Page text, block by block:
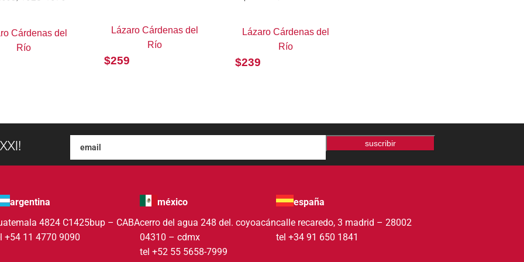
Cárdenas del
Río
Lázaro Cárdenas del
Río
$259
Lázaro Cárdenas del
Río
$239
suscribir
argentina
4824 C1425bup – CABA
+54 11 4770 9090
méxico
cerro del agua 248 del. coyoacán
04310 – cdmx
tel +52 55 5658-7999
españa
calle recaredo, 3 madrid – 28002
tel +34 91 650 1841